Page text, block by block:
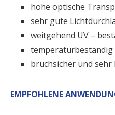
hohe optische
sehr gute
weitgehend UV –
temperaturbeständig
bruchsicher und sehr
EMPFOHLENE